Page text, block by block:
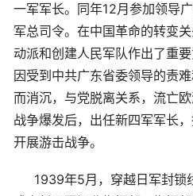
一军军长。同年12月参加领导
军总司令。在中国革命的转变
动派和创建人民军队作出了重要
因受到中共广东省委领导的责
而消沉，与党脱离关系，流亡
战争爆发后，出任新四军军长
开展游击战争。
1939年5月，穿越日军封锁